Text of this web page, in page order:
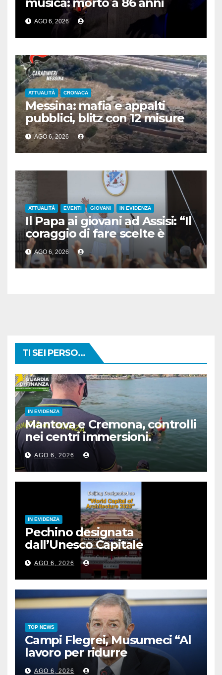
Francesco Guccini
AGO 6, 2026
ATTUALITÀ CRONACA
Messina: mafia e appalti
pubblici, blitz con 12 misure
cautelari
AGO 6, 2026
ATTUALITÀ EVENTI GIOVANI IN EVIDENZA
Il Papa ai giovani ad Assisi: “Il
coraggio di fare scelte è
l’atto più rivoluzionario”
AGO 6, 2026
TI SEI PERSO...
IN EVIDENZA
Mantova e Cremona, controlli
nei centri immersioni.
Sanzioni per 90 mila euro
AGO 6, 2026
IN EVIDENZA
Pechino designata
dall’Unesco Capitale
mondiale dell’architettura
2029
AGO 6, 2026
TOP NEWS
Campi Flegrei, Musumeci “Al
lavoro per ridurre
l’esposizione al rischio”
AGO 6, 2026